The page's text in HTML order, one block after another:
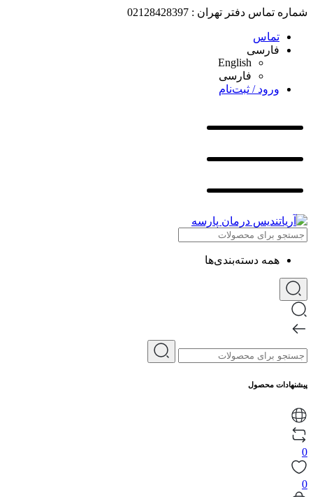
شماره تماس دفتر تهران : 02128428397
تماس
فارسی
English
فارسی
ورود / ثبت‌نام
همه دسته‌بندی‌ها
پیشنهادات محصول
0
0